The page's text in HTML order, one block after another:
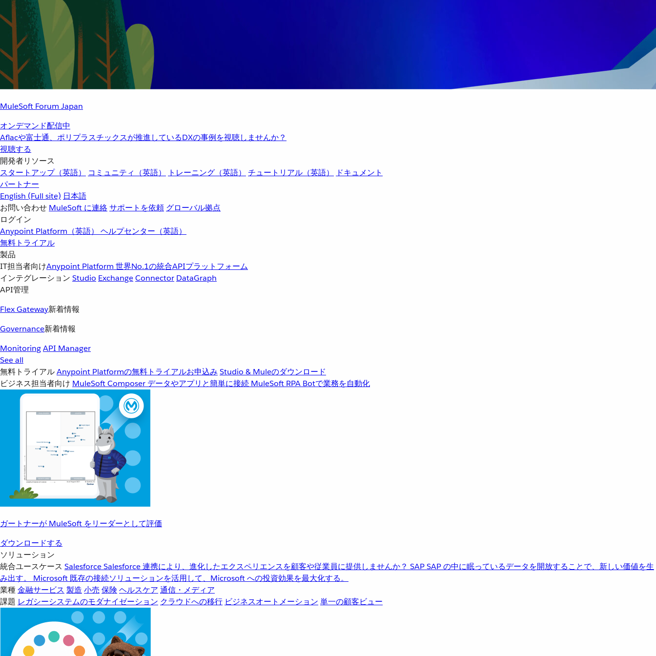
MuleSoft Forum Japan
オンデマンド配信中
Aflacや富士通、ポリプラスチックスが推進しているDXの事例を視聴しませんか？
視聴する
開発者リソース
スタートアップ（英語）
コミュニティ（英語） トレーニング（英語） チュートリアル（英語）
ドキュメント
パートナー
English (Full site) 日本語
お問い合わせ MuleSoft に連絡サポートを依頼 グローバル拠点
ログイン
Anypoint Platform（英語） ヘルプセンター（英語）
無料トライアル
製品
IT担当者向けAnypoint Platform 世界No.1の統合APIプラットフォーム
インテグレーション Studio ExchangeConnector DataGraph
API管理
Flex Gateway新着情報
Governance新着情報
MonitoringAPI Manager
See all
無料トライアルAnypoint Platformの無料トライアルお申込み Studio & Muleのダウンロード
ビジネス担当者向け MuleSoft Composer データやアプリと簡単に接続 MuleSoft RPA Botで業務を自動化
ガートナーが MuleSoft をリーダーとして評価
ダウンロードする
ソリューション
統合ユースケース SalesforceSalesforce 連携により、進化したエクスペリエンスを顧客や従業員に提供しませんか？ SAPSAP の中に眠っているデータを開放することで、新しい価値を生
み出す。
Microsoft 既存の接続ソリューションを活用して、Microsoft への投資効果を最大化する。
業種金融サービス 製造 小売 保険 ヘルスケア 通信・メディア
課題 レガシーシステムのモダナイゼーション クラウドへの移行 ビジネスオートメーション 単一の顧客ビュー